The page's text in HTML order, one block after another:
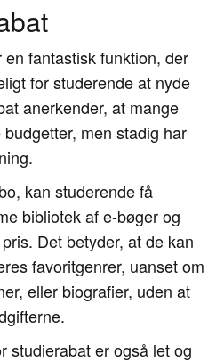
fantastisk funktion, der
for studerende at nyde
anerkender, at mange
men stadig har
kan studerende få
bibliotek af e-bøger og
Det betyder, at de kan
favoritgenrer, uanset om
eller biografier, uden at
studierabat er også let og